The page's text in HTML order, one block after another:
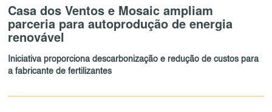
Casa dos Ventos e Mosaic ampliam
parceria para autoprodução de energia
renovável
Iniciativa proporciona descarbonização e redução de custos para
a fabricante de fertilizantes